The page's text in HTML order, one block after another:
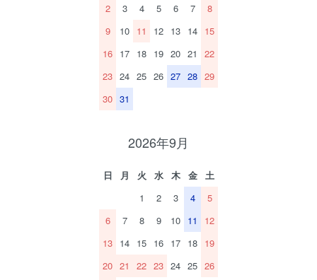
2
3 4 5 6 7
8
9
10 11 12 13 14 15
16 17 18 19 20 21
22
23 24 25 26 27 28 29
30 31
2026年9月
日 月 火 水 木 金
土
1
2 3 4
5
6
7 8 9 10 11
12
13 14 15 16 17 18 19
20 21 22 23 24 25 26